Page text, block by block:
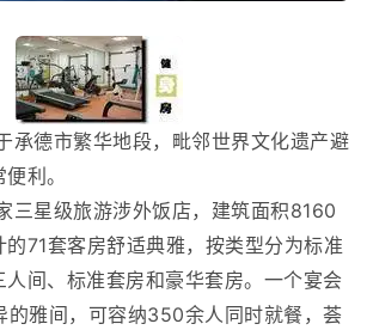
德市繁华地段，毗邻世界文化遗产避
利。
星级旅游涉外饭店，建筑面积8160
71套客房舒适典雅，按类型分为标准
人间、标准套房和豪华套房。一个宴会
的雅间，可容纳350余人同时就餐，荟